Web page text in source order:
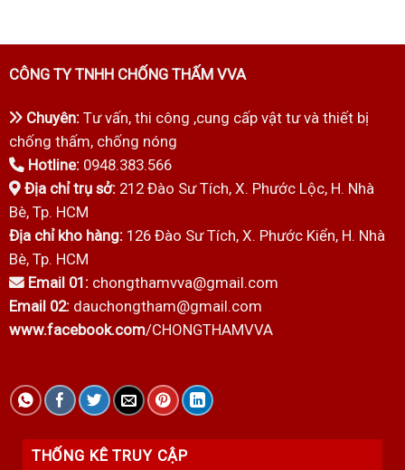
CÔNG TY TNHH CHỐNG THẤM VVA
Chuyên:Tư vấn, thi công ,cung cấp vật tư và thiết bị
chống thấm, chống nóng
Hotline:0948.383.566
Địa chỉ trụ sở:212 Đào Sư Tích, X. Phước Lộc, H. Nhà
Bè, Tp. HCM
Địa chỉ kho hàng:126 Đào Sư Tích, X. Phước Kiển, H. Nhà
Bè, Tp. HCM
Email 01:chongthamvva@gmail.com
Email 02:dauchongtham@gmail.com
www.facebook.com/CHONGTHAMVVA
THỐNG KÊ TRUY CẬP